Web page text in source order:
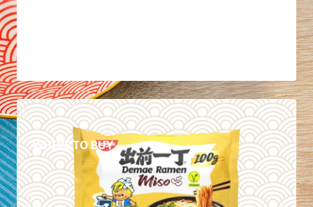
WHERE TO BUY
DETAILS